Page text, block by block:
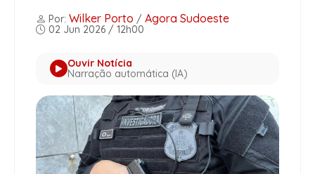
Por: Wilker Porto / Agora Sudoeste
02 Jun 2026 / 12h00
Ouvir Notícia
Narração automática (IA)